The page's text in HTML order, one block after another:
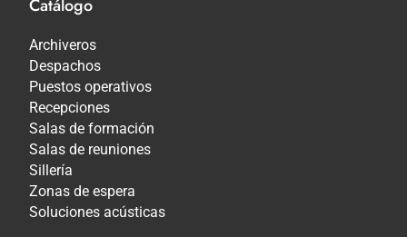
Catálogo
Archiveros
Despachos
Puestos operativos
Recepciones
Salas de formación
Salas de reuniones
Sillería
Zonas de espera
Soluciones acústicas